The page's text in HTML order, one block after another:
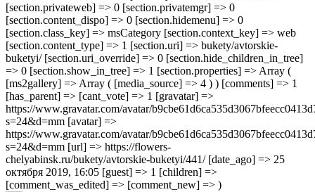
[section.privateweb] => 0 [section.privatemgr] => 0
[section.content_dispo] => 0 [section.hidemenu] => 0
[section.class_key] => msCategory [section.context_key] => web
[section.content_type] => 1 [section.uri] => bukety/avtorskie-
buketyi/ [section.uri_override] => 0 [section.hide_children_in_tree]
=> 0 [section.show_in_tree] => 1 [section.properties] => Array (
[ms2gallery] => Array ( [media_source] => 4 ) ) [comments] => 1
[has_parent] => [cant_vote] => 1 [gravatar] =>
https://www.gravatar.com/avatar/
s=24&d=mm [avatar] =>
https://www.gravatar.com/avatar/
s=24&d=mm [url] => https://flowers-
chelyabinsk.ru/bukety/avtorskie-buketyi/441/ [date_ago] => 25
октября 2019, 16:05 [guest] => 1 [children] =>
[comment_was_edited] => [comment_new] => )